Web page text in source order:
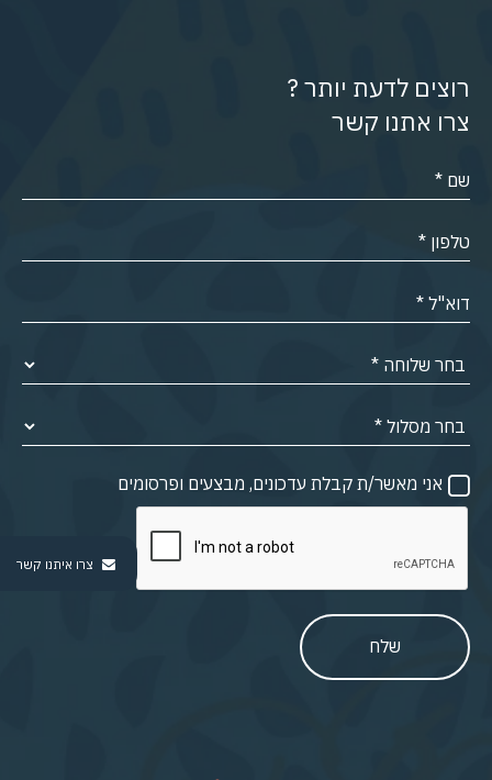
צרו איתנו קשר
רוצים לדעת יותר ?
צרו אתנו קשר
אני מאשר/ת קבלת עדכונים, מבצעים ופרסומים
שלח